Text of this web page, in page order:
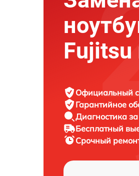
Fujitsu
Официальный
Гарантийное
Диагностика
Бесплатный
Срочный